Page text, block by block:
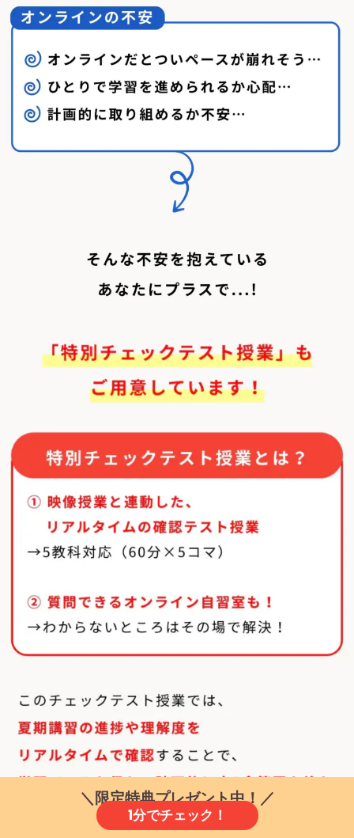
＼限定特典プレゼント中！／
1分でチェック！